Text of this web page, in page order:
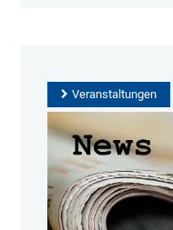
Veranstaltungen